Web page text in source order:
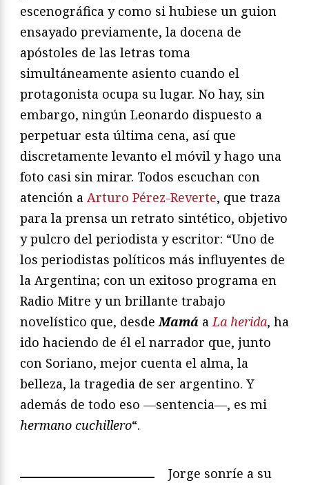
escenográfica y como si hubiese un guion
ensayado previamente, la docena de
apóstoles de las letras toma
simultáneamente asiento cuando el
protagonista ocupa su lugar. No hay, sin
embargo, ningún Leonardo dispuesto a
perpetuar esta última cena, así que
discretamente levanto el móvil y hago una
foto casi sin mirar. Todos escuchan con
atención a Arturo Pérez-Reverte, que traza
para la prensa un retrato sintético, objetivo
y pulcro del periodista y escritor: “Uno de
los periodistas políticos más influyentes de
la Argentina; con un exitoso programa en
Radio Mitre y un brillante trabajo
novelístico que, desdeMamá aLa herida, ha
ido haciendo de él el narrador que, junto
con Soriano, mejor cuenta el alma, la
belleza, la tragedia de ser argentino. Y
además de todo eso —sentencia—, es mi
hermano cuchillero“.
Jorge sonríe a su